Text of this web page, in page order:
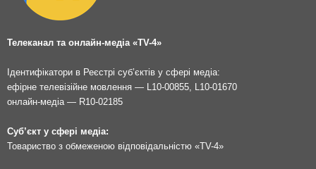
Телеканал та онлайн-медіа «TV-4»
Ідентифікатори в Реєстрі суб’єктів у сфері медіа:
ефірне телевізійне мовлення — L10-00855, L10-01670
онлайн-медіа — R10-02185
Суб’єкт у сфері медіа:
Товариство з обмеженою відповідальністю «TV-4»